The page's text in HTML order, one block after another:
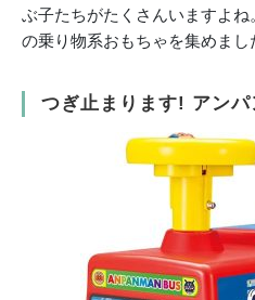
ぶ子たちがたくさんいますよ
の乗り物系おもちゃを集めまし
つぎ止まります! アンパ